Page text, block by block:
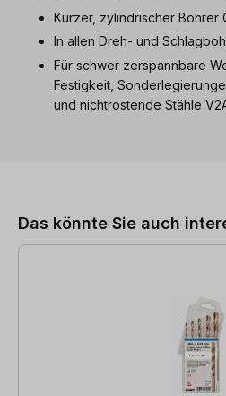
Kurzer, zylindrischer Bohrer
In allen Dreh- und
Für schwer zerspannbare
Festigkeit,
und nichtrostende Stähle
Das könnte Sie auch